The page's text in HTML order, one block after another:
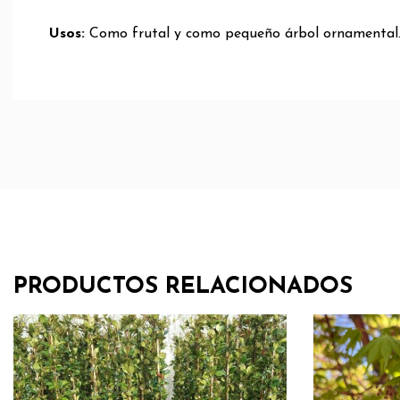
Usos: Como frutal y como pequeño árbol ornamental.
PRODUCTOS RELACIONADOS